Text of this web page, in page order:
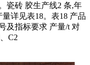
瓷砖 胶生产线2 条,年
详见表18。表18 产品
及指标要求 产量/t 对
C2